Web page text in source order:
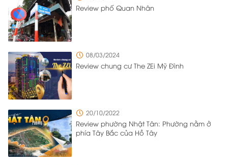
Review phố Quan Nhân
08/03/2024
Review chung cư The ZEi Mỹ Đình
20/10/2022
Review phường Nhật Tân: Phường nằm ở
phía Tây Bắc của Hồ Tây